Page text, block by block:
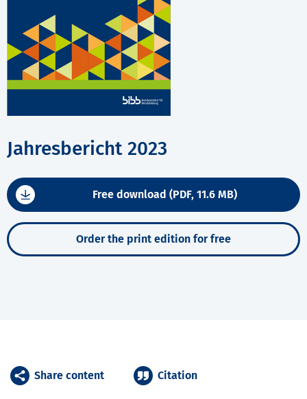
Jahresbericht 2023
Free download (PDF, 11.6 MB)
Order the print edition for free
Share content Citation